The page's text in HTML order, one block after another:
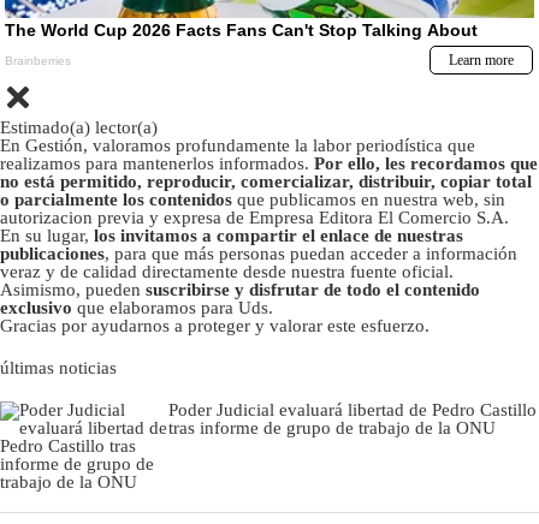
Estimado(a) lector(a)
En Gestión, valoramos profundamente la labor periodística que
realizamos para mantenerlos informados. Por ello, les recordamos que
no está permitido, reproducir, comercializar, distribuir, copiar total
o parcialmente los contenidos que publicamos en nuestra web, sin
autorizacion previa y expresa de Empresa Editora El Comercio S.A.
En su lugar, los invitamos a compartir el enlace de nuestras
publicaciones, para que más personas puedan acceder a información
veraz y de calidad directamente desde nuestra fuente oficial.
Asimismo, pueden suscribirse y disfrutar de todo el contenido
exclusivo que elaboramos para Uds.
Gracias por ayudarnos a proteger y valorar este esfuerzo.
últimas noticias
Poder Judicial evaluará libertad de Pedro Castillo
tras informe de grupo de trabajo de la ONU